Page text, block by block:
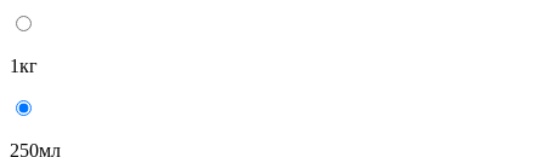
1кг
250мл